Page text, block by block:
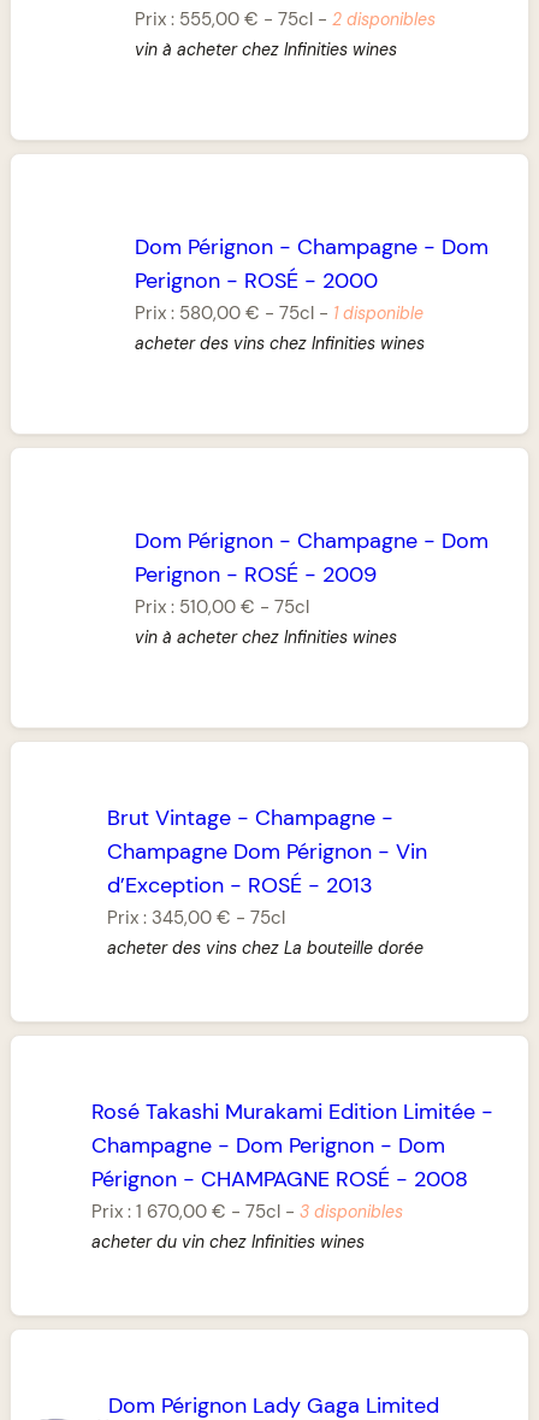
Prix : 555,00 € -75cl -2 disponibles
vin à acheter chez Infinities wines
Dom Pérignon- Champagne- Dom
Perignon- ROSÉ- 2000
Prix : 580,00 € - 75cl- 1 disponible
acheter des vins chez Infinities wines
Dom Pérignon - Champagne - Dom
Perignon - ROSÉ - 2009
Prix : 510,00 € -75cl
vin à acheter chez Infinities wines
Brut Vintage- Champagne-
Champagne Dom Pérignon- Vin
d’Exception- ROSÉ- 2013
Prix : 345,00 € - 75cl
acheter des vins chez La bouteille dorée
Rosé Takashi Murakami Edition Limitée -
Champagne - Dom Perignon - Dom
Pérignon - CHAMPAGNE ROSÉ - 2008
Prix :1 670,00 € -75cl -3 disponibles
acheter du vin chez Infinities wines
Dom Pérignon Lady Gaga Limited